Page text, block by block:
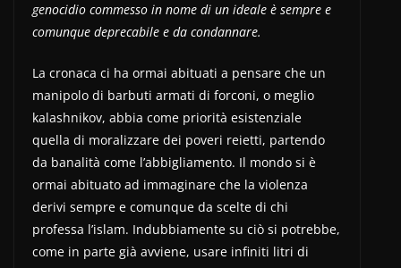
genocidio commesso in nome di un ideale è sempre e
comunque deprecabile e da condannare.
La cronaca ci ha ormai abituati a pensare che un
manipolo di barbuti armati di forconi, o meglio
kalashnikov, abbia come priorità esistenziale
quella di moralizzare dei poveri reietti, partendo
da banalità come l’abbigliamento. Il mondo si è
ormai abituato ad immaginare che la violenza
derivi sempre e comunque da scelte di chi
professa l’islam. Indubbiamente su ciò si potrebbe,
come in parte già avviene, usare infiniti litri di